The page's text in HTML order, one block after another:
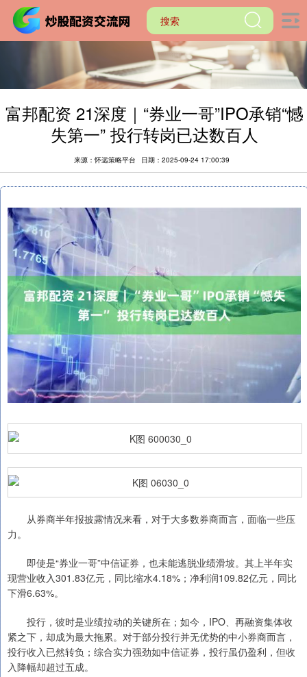
富邦配资 21深度｜“券业一哥”IPO承销“憾
失第一” 投行转岗已达数百人
来源：怀远策略平台 日期：2025-09-24 17:00:39
从券商半年报披露情况来看，对于大多数券商而言，面临一些压
力。
即使是“券业一哥”中信证券，也未能逃脱业绩滑坡。其上半年实
现营业收入301.83亿元，同比缩水4.18%；净利润109.82亿元，同比
下滑6.63%。
投行，彼时是业绩拉动的关键所在；如今，IPO、再融资集体收
紧之下，却成为最大拖累。对于部分投行并无优势的中小券商而言，
投行收入已然转负；综合实力强劲如中信证券，投行虽仍盈利，但收
入降幅却超过五成。